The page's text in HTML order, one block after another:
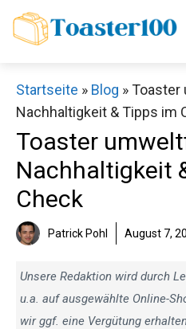
Zum
Inhalt
Startseite » Blog »Toaster
Nachhaltigkeit & Tipps im
Toaster
Nachhaltigkeit
Check
Patrick Pohl August 7,
Unsere Redaktion wird durch
u.a. auf ausgewählte Online-
wir ggf. eine Vergütung